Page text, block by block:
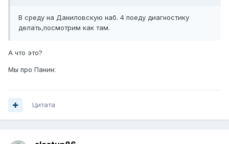
В среду на Даниловскую наб. 4 поеду диагностику
делать,посмотрим как там.
А что это?
Мы про Панин:
Цитата